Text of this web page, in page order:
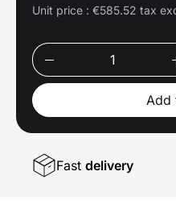
Unit price : €585.52 tax
Add
Fast delivery